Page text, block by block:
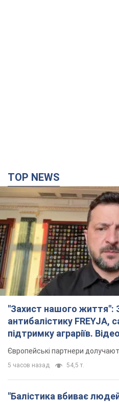
TOP NEWS
"Захист нашого життя":
антибалістику FREYJA,
підтримку аграріїв. Відео
Європейські партнери
5 часов назад 54,5 т.
"Балістика вбиває